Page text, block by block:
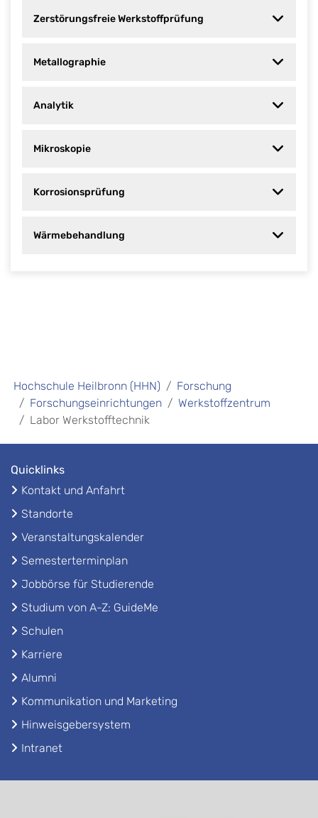
Zerstörungsfreie Werkstoffprüfung
Metallographie
Analytik
Mikroskopie
Korrosionsprüfung
Wärmebehandlung
Hochschule Heilbronn (HHN)
Forschung
Forschungseinrichtungen
Werkstoffzentrum
Labor Werkstofftechnik
Quicklinks
Kontakt und Anfahrt
Standorte
Veranstaltungskalender
Semesterterminplan
Jobbörse für Studierende
Studium von A-Z: GuideMe
Schulen
Karriere
Alumni
Kommunikation und Marketing
Hinweisgebersystem
Intranet